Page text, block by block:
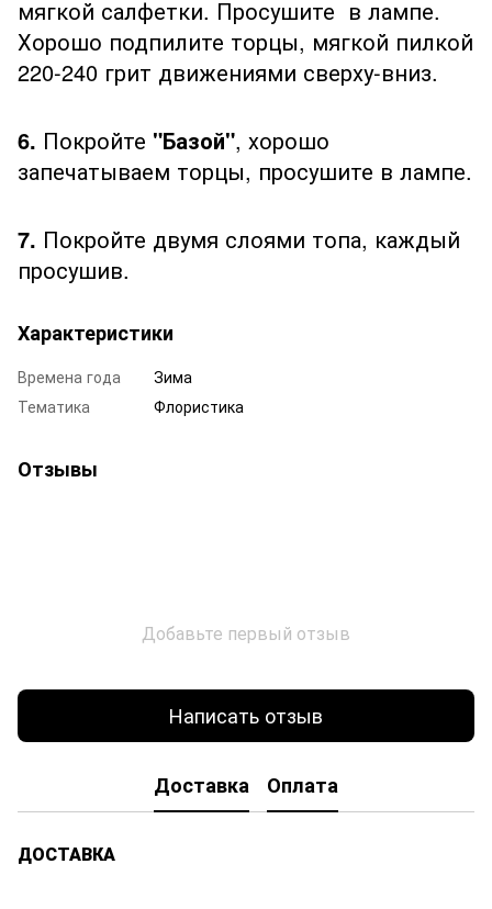
мягкой салфетки. Просушите в лампе.
Хорошо подпилите торцы, мягкой пилкой
220-240 грит движениями сверху-вниз.
6. Покройте "Базой", хорошо
запечатываем торцы, просушите в лампе.
7. Покройте двумя слоями топа, каждый
просушив.
Характеристики
Времена года
Зима
Тематика
Флористика
Отзывы
Добавьте первый отзыв
Написать отзыв
Доставка Оплата
ДОСТАВКА